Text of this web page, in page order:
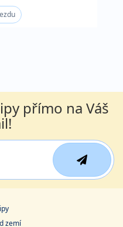
přímo na Váš
zemí